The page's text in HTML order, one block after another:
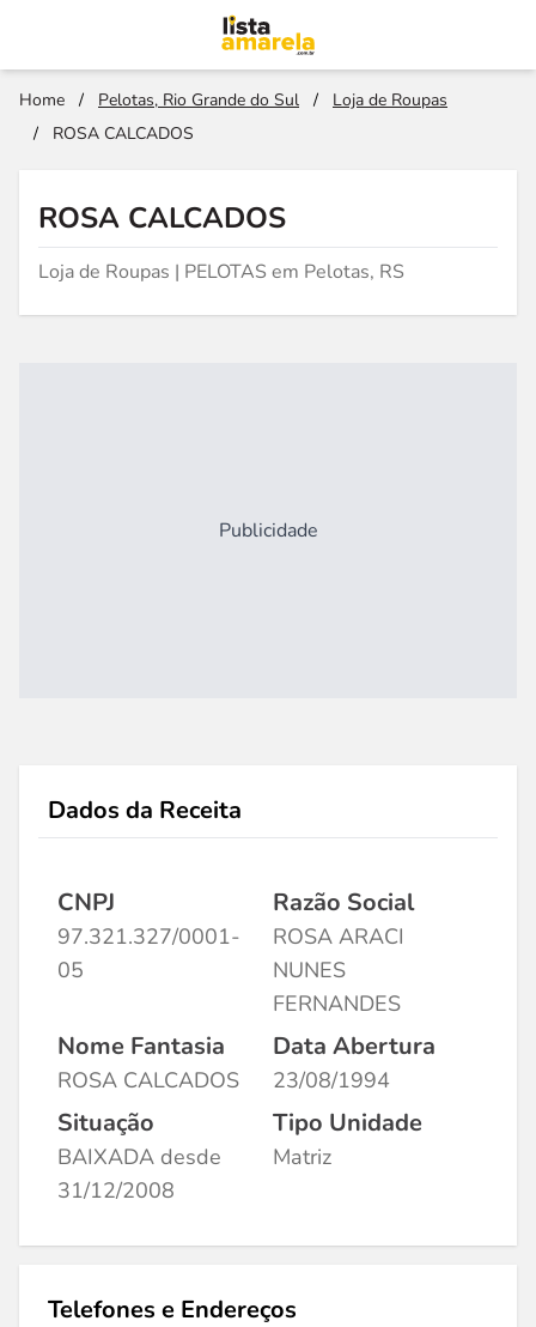
Home / Pelotas, Rio Grande do Sul /
Loja de Roupas
/
ROSA CALCADOS
ROSA CALCADOS
Loja de Roupas | PELOTAS em Pelotas, RS
Publicidade
Dados da Receita
CNPJ
97.321.327/0001-
05
Razão Social
ROSA ARACI
NUNES
FERNANDES
Nome Fantasia
ROSA CALCADOS
Data Abertura
23/08/1994
Situação
BAIXADA desde
31/12/2008
Tipo Unidade
Matriz
Telefones e Endereços